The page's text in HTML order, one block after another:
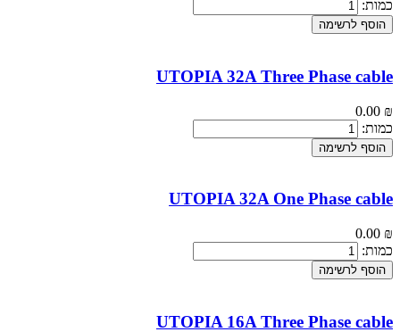
כמות:
הוסף לרשימה
UTOPIA 32A Three Phase cable
0.00 ₪
כמות:
הוסף לרשימה
UTOPIA 32A One Phase cable
0.00 ₪
כמות:
הוסף לרשימה
UTOPIA 16A Three Phase cable